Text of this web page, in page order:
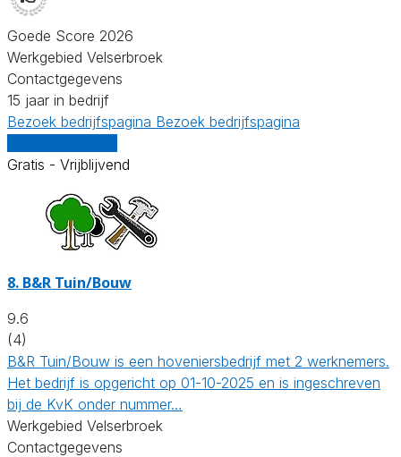
Goede Score 2026
Werkgebied Velserbroek
Contactgegevens
15 jaar in bedrijf
Bezoek bedrijfspagina Bezoek bedrijfspagina
Gratis - Vrijblijvend
8. B&R Tuin/Bouw
9.6
(4)
B&R Tuin/Bouw is een hoveniersbedrijf met 2 werknemers.
Het bedrijf is opgericht op 01-10-2025 en is ingeschreven
bij de KvK onder nummer…
Werkgebied Velserbroek
Contactgegevens